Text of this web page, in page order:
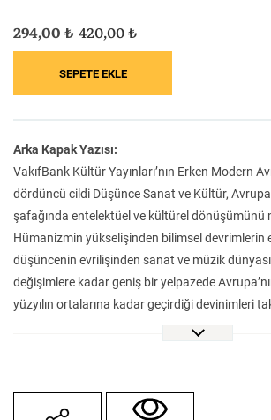
Arka Kapak Yazısı:
VakıfBank Kültür Yayınları’nın Erken Modern
dördüncü cildi Düşünce Sanat ve Kültür,
şafağında entelektüel ve kültürel dönüşümünü
Hümanizmin yükselişinden bilimsel devrimlerin
düşüncenin evrilişinden sanat ve müzik
değişimlere kadar geniş bir yelpazede
yüzyılın ortalarına kadar geçirdiği devinimleri
Avrupa’nın düşünce dünyasında ve kültürel
mimarlarının eserleri, düşünce dünyaları ve
etkileri üzerinden işleniyor. Aynı zamanda bu
294,00 ₺ 420,00 ₺